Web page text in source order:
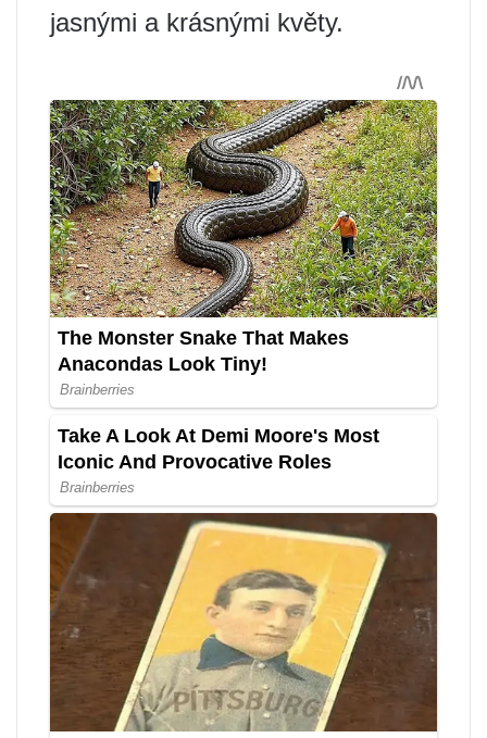
jasnými a krásnými květy.